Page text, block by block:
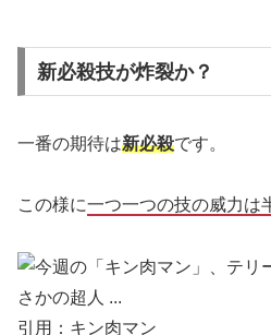
新必殺技が炸裂か？
一番の期待は新必殺です。
この様に一つ一つの技の威力は
引用：キン肉マン